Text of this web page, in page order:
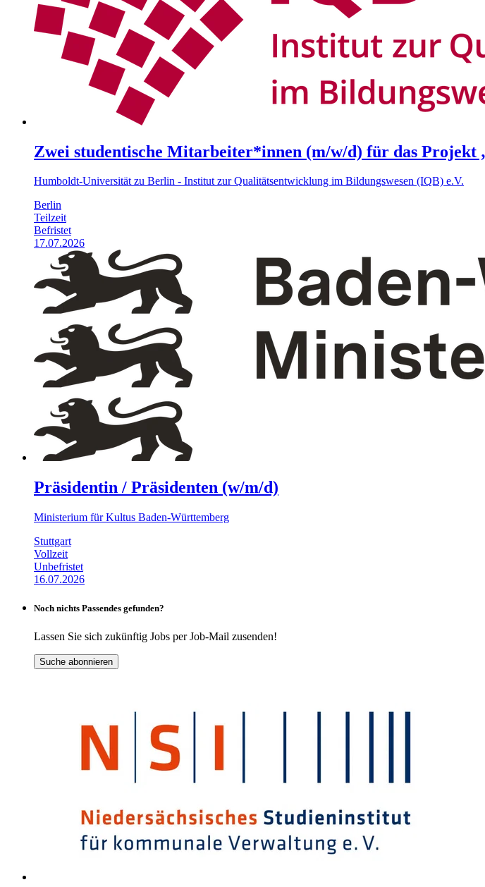
Zwei studentische Mitarbeiter*innen (m/w/d) für das Projekt
Humboldt-Universität zu Berlin - Institut zur Qualitätsentwicklung im Bildungswesen (IQB) e.V.
Berlin
Teilzeit
Befristet
17.07.2026
Präsidentin / Präsidenten (w/m/d)
Ministerium für Kultus Baden-Württemberg
Stuttgart
Vollzeit
Unbefristet
16.07.2026
Noch nichts Passendes gefunden?
Lassen Sie sich zukünftig Jobs per Job-Mail zusenden!
Suche abonnieren